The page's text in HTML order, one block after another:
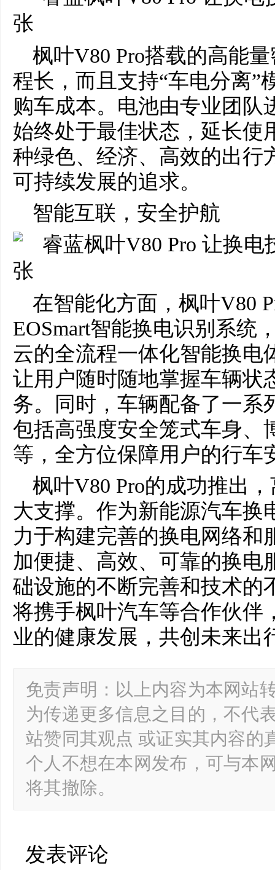
枫叶V80 Pro搭载的高能
程长，而且支持“车电分离”
购车成本。电池由专业团队
始终处于最佳状态，延长使
种绿色、经济、高效的出行
可持续发展的追求。
智能互联，安全护航
在智能化方面，枫叶V80
EOSmart智能换电识别系统
云的全流程一体化智能换电
让用户随时随地掌握车辆状
务。同时，车辆配备了一系
包括高强度安全笼式车身、
等，全方位保障用户的行车
枫叶V80 Pro的成功推出
大支撑。作为新能源汽车换
力于构建完善的换电网络和
加便捷、高效、可靠的换电
础设施的不断完善和技术的
将携手枫叶汽车等合作伙伴
业的健康发展，共创未来出
免责声明：以上内容为本网站
为传递更多信息之目的，不代
站赞同其观点 或证实其内容的
个人不想在本网发布，可与本
将其撤除。
发表评论